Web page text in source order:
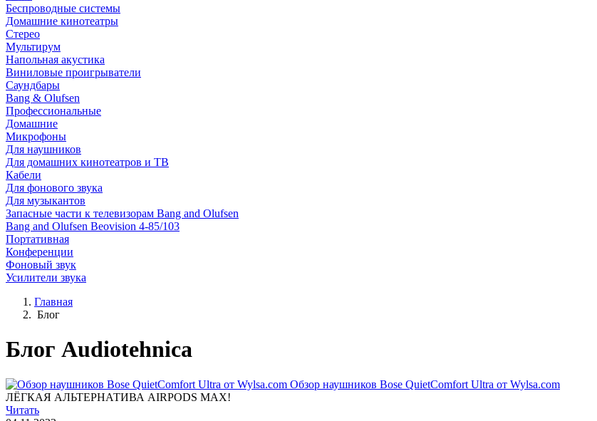
Беспроводные системы
Домашние кинотеатры
Стерео
Мультирум
Напольная акустика
Виниловые проигрыватели
Саундбары
Bang & Olufsen
Профессиональные
Домашние
Микрофоны
Для наушников
Для домашних кинотеатров и ТВ
Кабели
Для фонового звука
Для музыкантов
Запасные части к телевизорам Bang and Olufsen
Bang and Olufsen Beovision 4-85/103
Портативная
Конференции
Фоновый звук
Усилители звука
Главная
Блог
Блог Audiotehnica
Обзор наушников Bose QuietComfort Ultra от Wylsa.com
ЛЁГКАЯ АЛЬТЕРНАТИВА AIRPODS MAX!
Читать